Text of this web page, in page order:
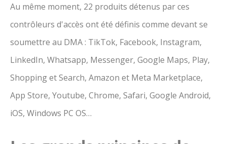
Au même moment, 22 produits détenus par ces
contrôleurs d'accès ont été définis comme devant se
soumettre au DMA : TikTok, Facebook, Instagram,
LinkedIn, Whatsapp, Messenger, Google Maps, Play,
Shopping et Search, Amazon et Meta Marketplace,
App Store, Youtube, Chrome, Safari, Google Android,
iOS, Windows PC OS…